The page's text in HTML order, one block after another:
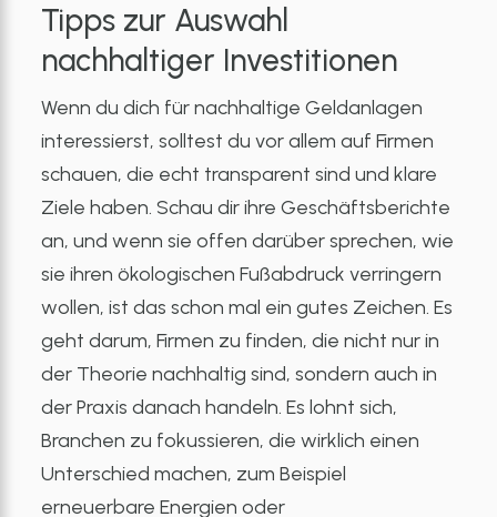
Tipps zur Auswahl
nachhaltiger Investitionen
Wenn du dich für nachhaltige Geldanlagen
interessierst, solltest du vor allem auf Firmen
schauen, die echt transparent sind und klare
Ziele haben. Schau dir ihre Geschäftsberichte
an, und wenn sie offen darüber sprechen, wie
sie ihren ökologischen Fußabdruck verringern
wollen, ist das schon mal ein gutes Zeichen. Es
geht darum, Firmen zu finden, die nicht nur in
der Theorie nachhaltig sind, sondern auch in
der Praxis danach handeln. Es lohnt sich,
Branchen zu fokussieren, die wirklich einen
Unterschied machen, zum Beispiel
erneuerbare Energien oder